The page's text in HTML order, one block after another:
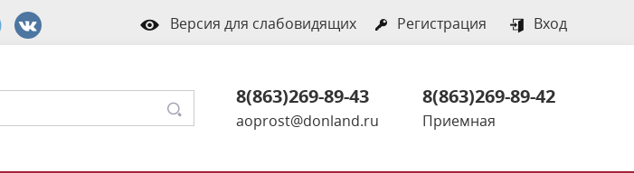
Версия для слабовидящих Регистрация Вход
8(863)269-89-43
aoprost@donland.ru
8(863)269-89-42
Приемная